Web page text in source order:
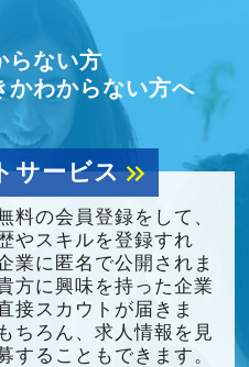
らない方
かわからない方へ
サービスkeyboard_double_arrow_right
料の会員登録をして、
やスキルを登録すれ
業に匿名で公開されま
方に興味を持った企業
接スカウトが届きま
ちろん、求人情報を見
することもできます。